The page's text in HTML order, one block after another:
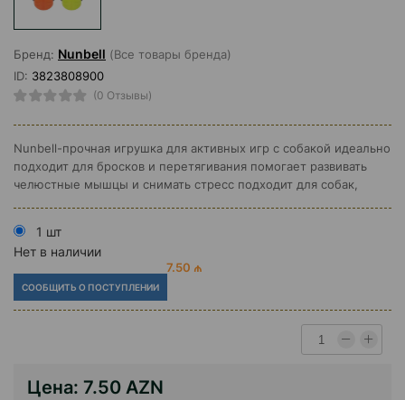
Бренд: Nunbell (Все товары бренда)
ID: 3823808900
(0 Отзывы)
Nunbell-прочная игрушка для активных игр с собакой идеально
подходит для бросков и перетягивания помогает развивать
челюстные мышцы и снимать стресс подходит для собак,
1 шт
Нет в наличии
7.50 ₼
СООБЩИТЬ О ПОСТУПЛЕНИИ
Цена: 7.50 AZN